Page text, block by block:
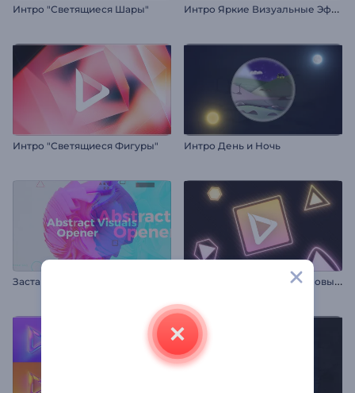
Интро "Светящиеся Шары" И
нтро Яркие Визуальные Эффекты
Интро "Светящиеся Фигуры" Интро День и Ночь
Заставка: Абстракция И
нтро: Динамичные неоновые фигуры